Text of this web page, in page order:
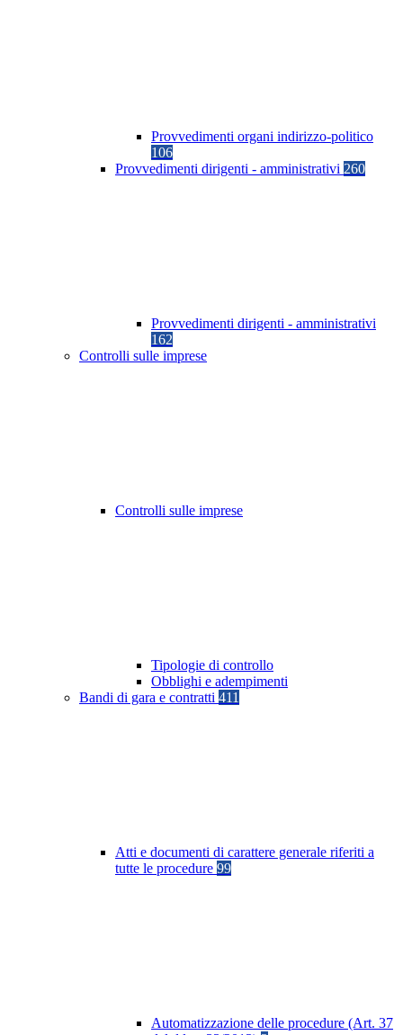
Provvedimenti organi indirizzo-politico
106
Provvedimenti dirigenti - amministrativi 260
Provvedimenti dirigenti - amministrativi
162
Controlli sulle imprese
Controlli sulle imprese
Tipologie di controllo
Obblighi e adempimenti
Bandi di gara e contratti 411
Atti e documenti di carattere generale riferiti a
tutte le procedure 99
Automatizzazione delle procedure (Art. 37